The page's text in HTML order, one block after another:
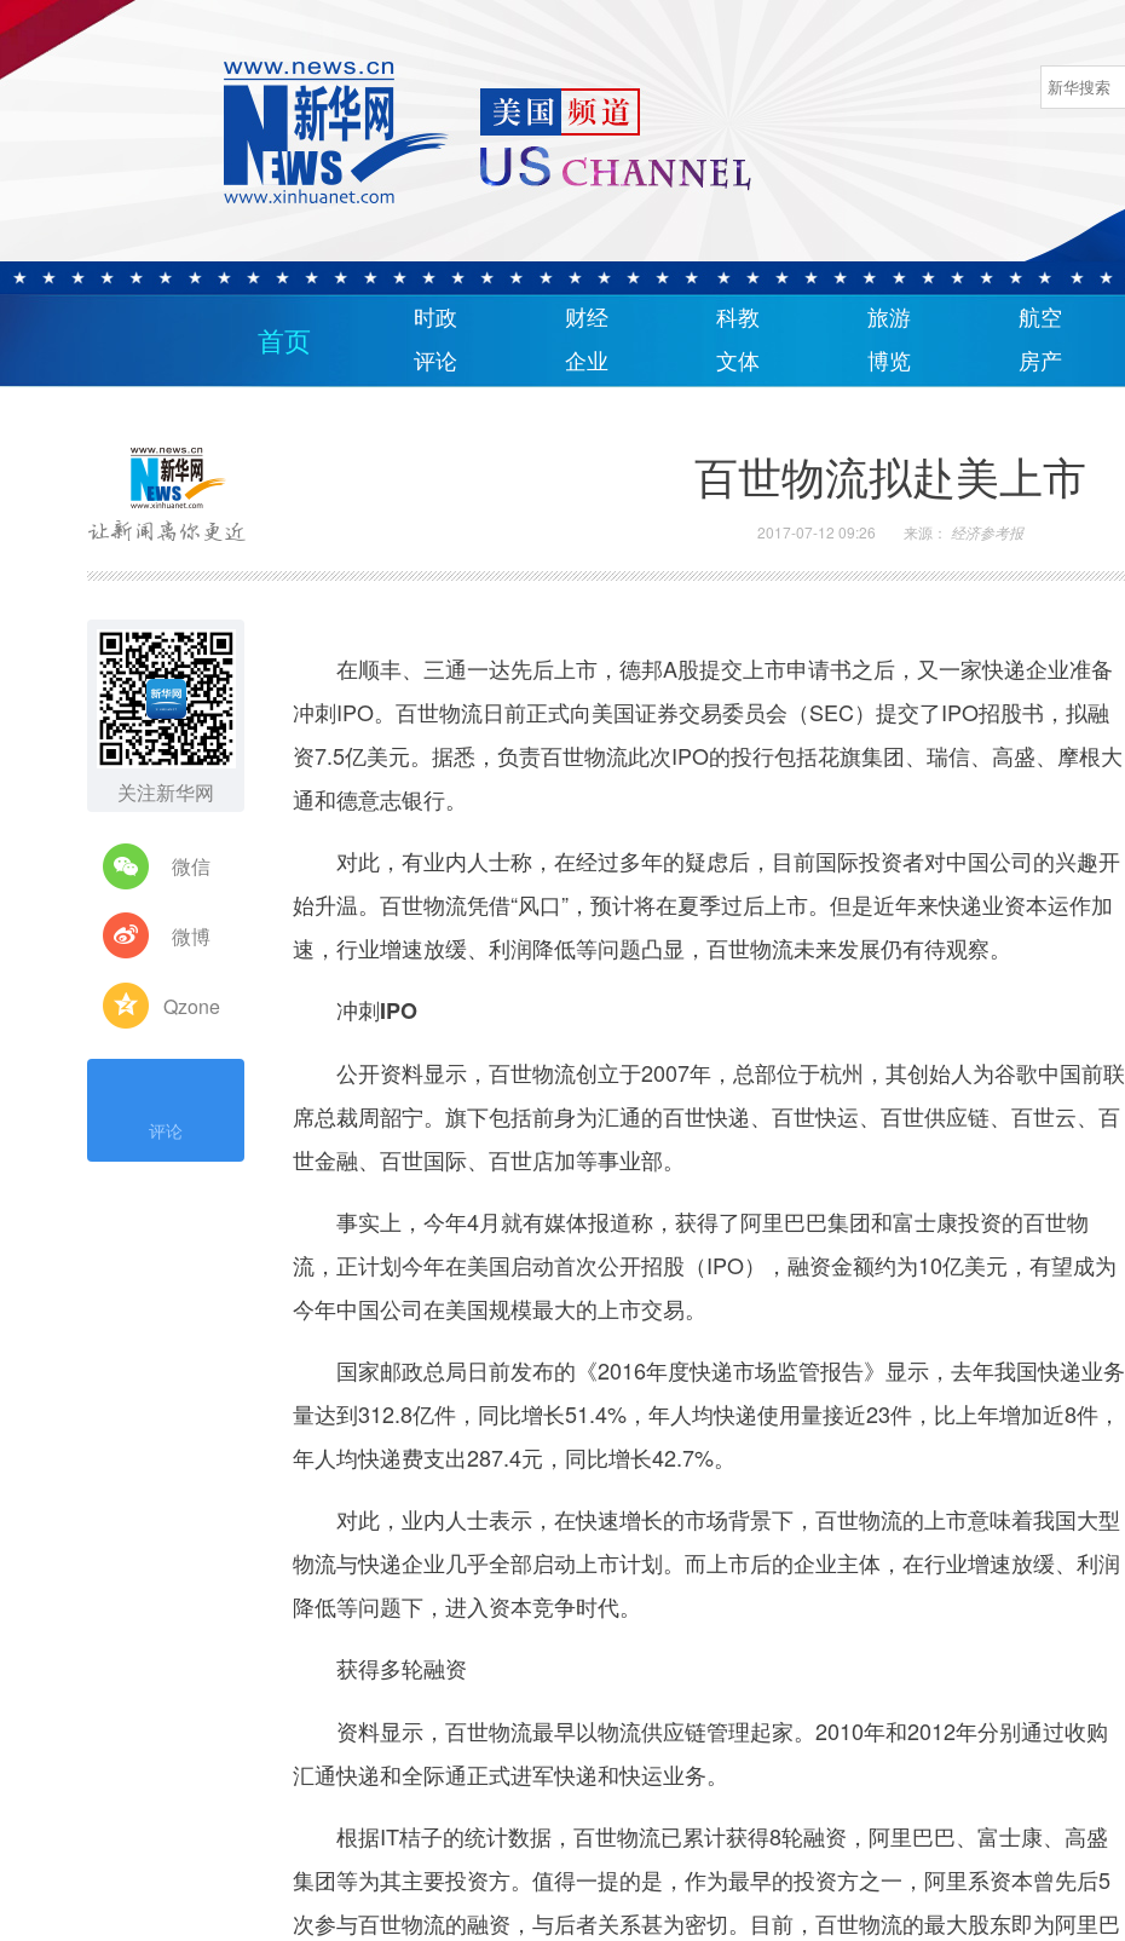
首页
时政 财经 科教 旅游 航空
评论
企业 文体 博览 房产
百世物流拟赴美上市
2017-07-12 09:26 来源： 经济参考报
关注新华网
微信
微博
Qzone
评论
在顺丰、三通一达先后上市，德邦A股提交上市申请书之后，又一家快递企业准备
冲刺IPO。百世物流日前正式向美国证券交易委员会（SEC）提交了IPO招股书，拟融
资7.5亿美元。据悉，负责百世物流此次IPO的投行包括花旗集团、瑞信、高盛、摩根大
通和德意志银行。
对此，有业内人士称，在经过多年的疑虑后，目前国际投资者对中国公司的兴趣开
始升温。百世物流凭借“风口”，预计将在夏季过后上市。但是近年来快递业资本运作加
速，行业增速放缓、利润降低等问题凸显，百世物流未来发展仍有待观察。
冲刺IPO
公开资料显示，百世物流创立于2007年，总部位于杭州，其创始人为谷歌中国前联
席总裁周韶宁。旗下包括前身为汇通的百世快递、百世快运、百世供应链、百世云、百
世金融、百世国际、百世店加等事业部。
事实上，今年4月就有媒体报道称，获得了阿里巴巴集团和富士康投资的百世物
流，正计划今年在美国启动首次公开招股（IPO），融资金额约为10亿美元，有望成为
今年中国公司在美国规模最大的上市交易。
国家邮政总局日前发布的《2016年度快递市场监管报告》显示，去年我国快递业务
量达到312.8亿件，同比增长51.4%，年人均快递使用量接近23件，比上年增加近8件，
年人均快递费支出287.4元，同比增长42.7%。
对此，业内人士表示，在快速增长的市场背景下，百世物流的上市意味着我国大型
物流与快递企业几乎全部启动上市计划。而上市后的企业主体，在行业增速放缓、利润
降低等问题下，进入资本竞争时代。
获得多轮融资
资料显示，百世物流最早以物流供应链管理起家。2010年和2012年分别通过收购
汇通快递和全际通正式进军快递和快运业务。
根据IT桔子的统计数据，百世物流已累计获得8轮融资，阿里巴巴、富士康、高盛
集团等为其主要投资方。值得一提的是，作为最早的投资方之一，阿里系资本曾先后5
次参与百世物流的融资，与后者关系甚为密切。目前，百世物流的最大股东即为阿里巴